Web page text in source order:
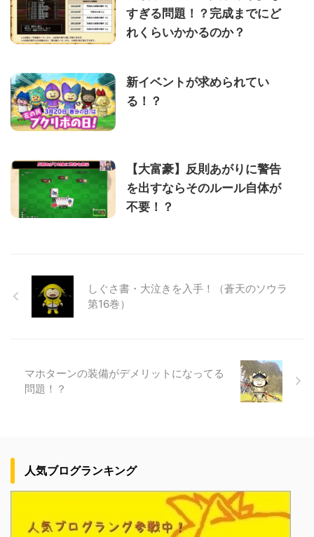
すぎる問題！？完成までにど
れくらいかかるのか？
新イベントが求められてい
る！？
【大富豪】反則あがりに警告
を出すならそのルール自体が
不要！？
しぐさ書・大泣きを入手！（蒼天のソウラ
第16巻）
マホターンの装備がデメリットになってる
問題！？
人気ブログランキング